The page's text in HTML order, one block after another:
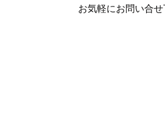
お気軽にお問い合せ